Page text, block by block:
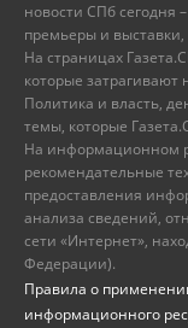
новости СПб сегодня
премьеры и
На страницах
которые затрагивают
Политика и власть,
темы, которые
На информационном
рекомендательные
предоставления
анализа сведений,
сети «Интернет»,
Федерации).
Правила о
информационного